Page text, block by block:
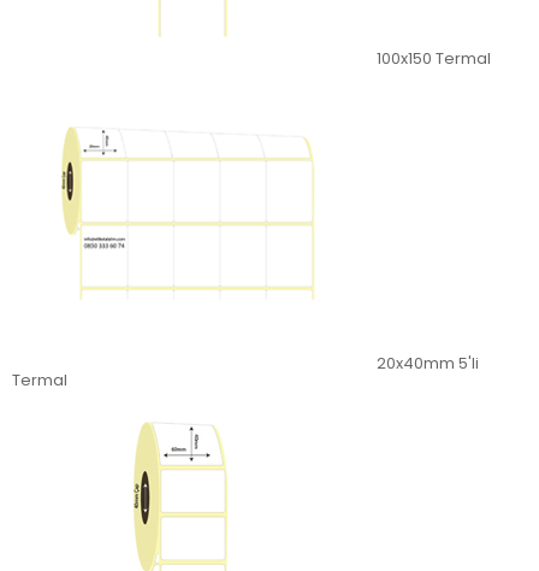
100x150 Termal
20x40mm 5'li
Termal